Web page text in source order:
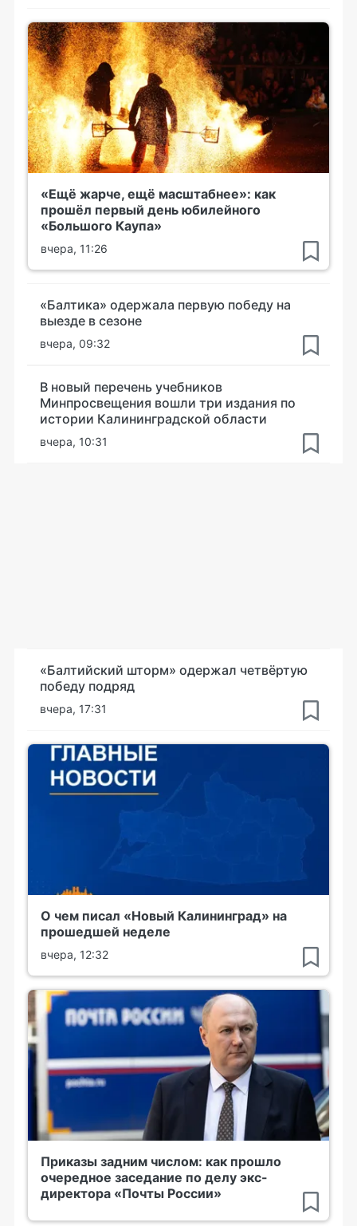
«Ещё жарче, ещё масштабнее»: как
прошёл первый день юбилейного
«Большого Каупа»
вчера, 11:26
«Балтика» одержала первую победу на
выезде в сезоне
вчера, 09:32
В новый перечень учебников
Минпросвещения вошли три издания по
истории Калининградской области
вчера, 10:31
«Балтийский шторм» одержал четвёртую
победу подряд
вчера, 17:31
О чем писал «Новый Калининград» на
прошедшей неделе
вчера, 12:32
Приказы задним числом: как прошло
очередное заседание по делу экс-
директора «Почты России»